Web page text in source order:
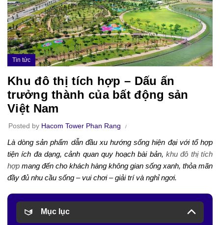
Tin tức
Khu đô thị tích hợp – Dấu ấn
trưởng thành của bất động sản
Việt Nam
Posted by Hacom Tower Phan Rang
Là dòng sản phẩm dẫn đầu xu hướng sống hiện đại với tổ hợp
tiện ích đa dạng, cảnh quan quy hoạch bài bản,khu đô thị tích
hợp mang đến cho khách hàng không gian sống xanh, thỏa mãn
đầy đủ nhu cầu sống – vui chơi – giải trí và nghỉ ngơi.
Mục lục